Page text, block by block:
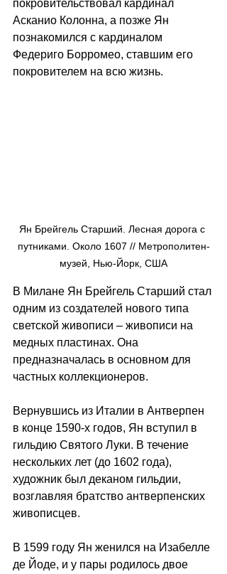
покровительствовал кардинал
Асканио Колонна, а позже Ян
познакомился с кардиналом
Федериго Борромео, ставшим его
покровителем на всю жизнь.
Ян Брейгель Старший. Лесная дорога с
путниками. Около 1607 // Метрополитен-
музей, Нью-Йорк, США
В Милане Ян Брейгель Старший стал
одним из создателей нового типа
светской живописи – живописи на
медных пластинах. Она
предназначалась в основном для
частных коллекционеров.
Вернувшись из Италии в Антверпен
в конце 1590-х годов, Ян вступил в
гильдию Святого Луки. В течение
нескольких лет (до 1602 года),
художник был деканом гильдии,
возглавляя братство антверпенских
живописцев.
В 1599 году Ян женился на Изабелле
де Йоде, и у пары родилось двое